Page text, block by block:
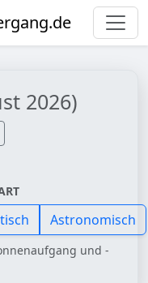
2026)
Astronomisch
und -